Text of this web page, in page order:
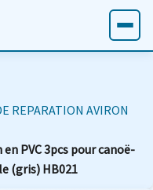
REPARATION AVIRON
PVC 3pcs pour canoë-
(gris) HB021